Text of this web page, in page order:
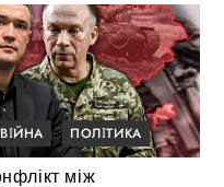
ВІЙНА ПОЛІТИКА
між